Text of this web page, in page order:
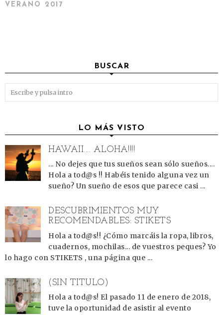
VERANO 2017
BUSCAR
LO MÁS VISTO
HAWAII.... ALOHA!!!!
... No dejes que tus sueños sean sólo sueños....
Hola a tod@s !! Habéis tenido alguna vez un
sueño? Un sueño de esos que parece casi ...
DESCUBRIMIENTOS MUY
RECOMENDABLES: STIKETS
Hola a tod@s!! ¿Cómo marcáis la ropa, libros,
cuadernos, mochilas... de vuestros peques? Yo
lo hago con STIKETS , una página que ...
(SIN TÍTULO)
Hola a tod@s! El pasado 11 de enero de 2018,
tuve la oportunidad de asistir al evento